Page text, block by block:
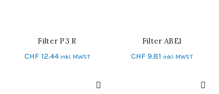
IN DEN WARENKORB
Filter P3 R
CHF 12.44 inkl. MWST
IN DEN WARENKORB
Filter ABE1
CHF 9.81 inkl. MWST